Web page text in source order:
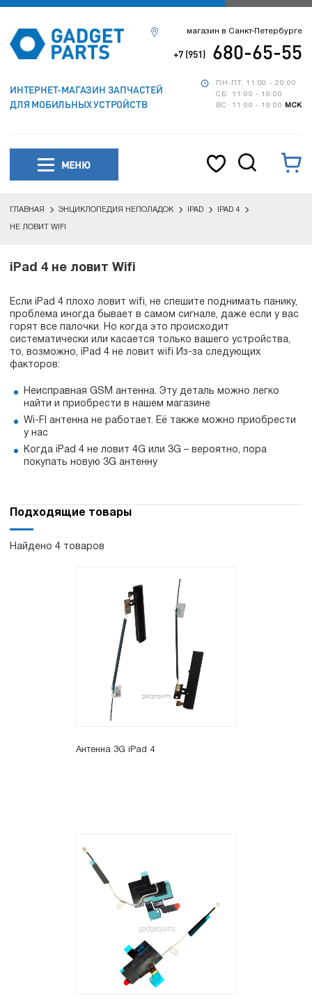
ИНТЕРНЕТ-МАГАЗИН ЗАПЧАСТЕЙ
ДЛЯ МОБИЛЬНЫХ УСТРОЙСТВ
ПН-ПТ: 11:00 - 20:00
СБ: 11:00 - 19:00
ВС: 11:00 - 19:00
МСК
магазин в Санкт-Петербурге
+7 (951) 680-65-55
МЕНЮ
ГЛАВНАЯ ЭНЦИКЛОПЕДИЯ НЕПОЛАДОК IPAD IPAD 4
НЕ ЛОВИТ WIFI
iPad 4 не ловит Wifi
Если iPad 4 плохо ловит wifi, не спешите поднимать панику,
проблема иногда бывает в самом сигнале, даже если у вас
горят все палочки. Но когда это происходит
систематически или касается только вашего устройства,
то, возможно, iPad 4 не ловит wifi Из-за следующих
факторов:
Неисправная GSM антенна. Эту деталь можно легко
найти и приобрести в нашем магазине
Wi-FI антенна не работает. Её также можно приобрести
у нас
Когда iPad 4 не ловит 4G или 3G – вероятно, пора
покупать новую 3G антенну
Подходящие товары
Найдено 4 товаров
Антенна 3G iPad 4